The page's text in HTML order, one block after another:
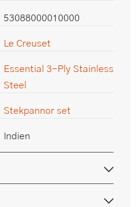
53088000010000
Le Creuset
Essential 3-Ply Stainless
Steel
Stekpannor set
Indien